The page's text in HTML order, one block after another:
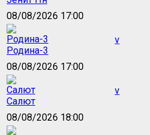
08/08/2026 17:00
Родина-3
v
08/08/2026 17:00
Салют
v
08/08/2026 18:00